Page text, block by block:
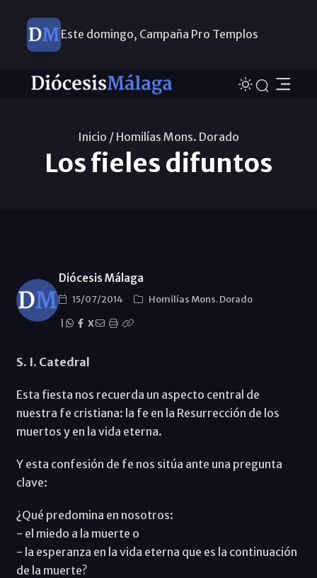
Este domingo, Campaña Pro Templos
Inicio / Homilías Mons. Dorado
Los fieles difuntos
Diócesis Málaga
15/07/2014
Homilías Mons. Dorado
X
S. I. Catedral
Esta fiesta nos recuerda un aspecto central de
nuestra fe cristiana: la fe en la Resurrección de los
muertos y en la vida eterna.
Y esta confesión de fe nos sitúa ante una pregunta
clave:
¿Qué predomina en nosotros:
- el miedo a la muerte o
- la esperanza en la vida eterna que es la continuación
de la muerte?